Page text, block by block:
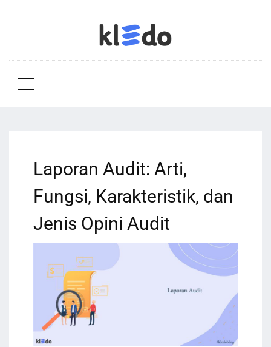
Laporan Audit: Arti,
Fungsi, Karakteristik, dan
Jenis Opini Audit